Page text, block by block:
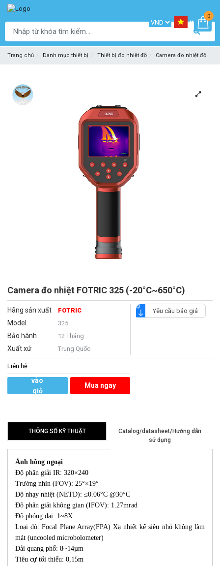
0
Trang chủ Danh mục thiết bị Thiết bị đo nhiệt độ Camera đo nhiệt độ
Camera đo nhiệt FOTRIC 325 (-20°C~650°C)
Hãng sản xuất FOTRIC
Model 325
Bảo hành 12 Tháng
Xuất xứ Trung Quốc
Yêu cầu báo giá
Liên hệ
vào
giỏ
Mua ngay
THÔNG SỐ KỸ THUẬT
Catalog/datasheet/Hướng dẫn
sử dụng
Ảnh hồng ngoại
Độ phân giải IR: 320×240
Trường nhìn (FOV): 25°×19°
Độ nhạy nhiệt (NETD): ≤0.06°C @30°C
Độ phân giải không gian (IFOV): 1.27mrad
Độ phóng đại: 1~8X
Loại dò: Focal Plane Array(FPA) Xạ nhiệt kế siêu nhỏ không làm
mát (uncooled microbolometer)
Dải quang phổ: 8~14µm
Tiêu cự tối thiểu: 0,15m